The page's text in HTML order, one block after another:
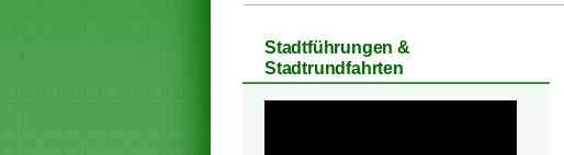
Stadtführungen &
Stadtrundfahrten